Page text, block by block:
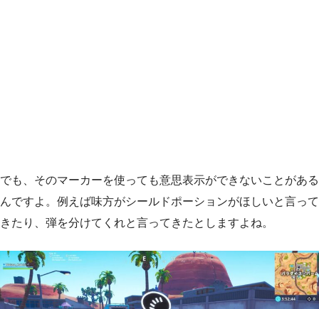
でも、そのマーカーを使っても意思表示ができないことがある
んですよ。例えば味方がシールドポーションがほしいと言って
きたり、弾を分けてくれと言ってきたとしますよね。